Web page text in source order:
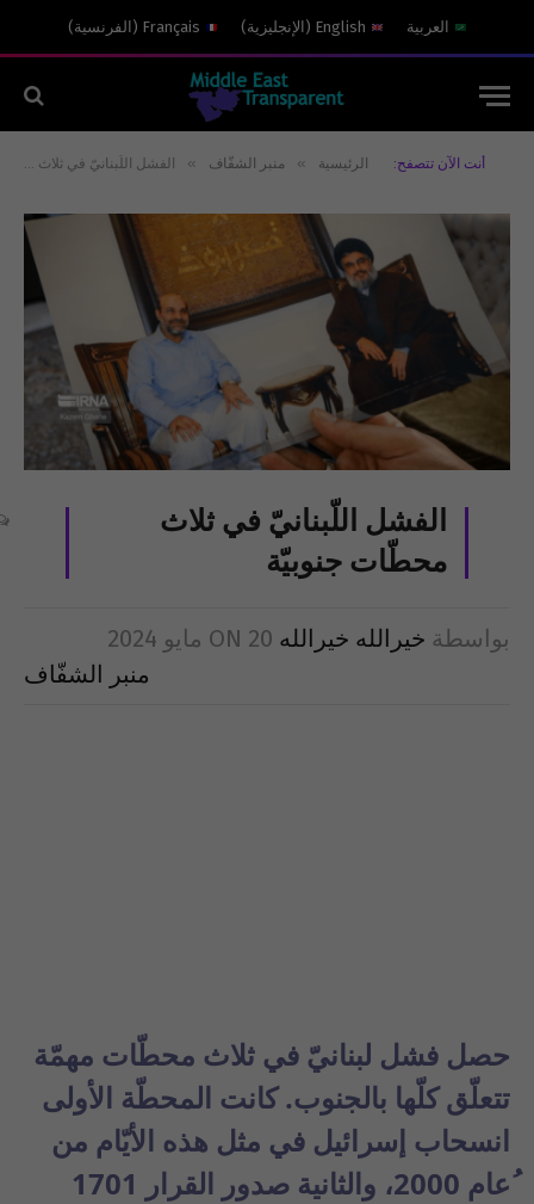
العربية English
( الإنجليزية)
Français
( الفرنسية)
أنت الآن تتصفح: الرئيسية » منبر الشفّاف » الفشل اللّبنانيّ في ثلاث محطّات جنوبيّة
الفشل اللّبنانيّ في ثلاث
محطّات جنوبيّة
بواسطة خيرالله خيرالله ON 20 مايو 2024
منبر الشفّاف
حصل فشل لبنانيّ في ثلاث محطّات مهمّة
تتعلّق كلّها بالجنوب. كانت المحطّة الأولى
انسحاب إسرائيل في مثل هذه الأيّام من
ُعام 2000، والثانية صدور القرار 1701